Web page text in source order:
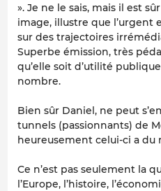
». Je ne le sais, mais il est
image, illustre que l’urgent
sur des trajectoires
Superbe émission, très
qu’elle soit d’utilité
nombre.
Bien sûr Daniel, ne peut
tunnels (passionnants) de
heureusement celui-ci a du
Ce n’est pas seulement la
l’Europe, l’histoire,